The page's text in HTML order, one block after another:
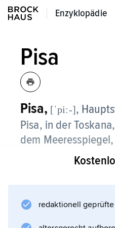
Enzyklopädie
Enzyklopädie
Pisa
Pisa, [ˈpiː-],
Pisa, in der
dem
oberhalb seiner
(gegründet 1343), PH,
redaktionell